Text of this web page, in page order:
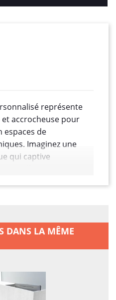
représente
accrocheuse pour
espaces de
Imaginez une
qui captive
offrant une
spécifiquement
piétonnier intense.
rayures et à son
dans divers
de vente aux
DANS LA MÊME